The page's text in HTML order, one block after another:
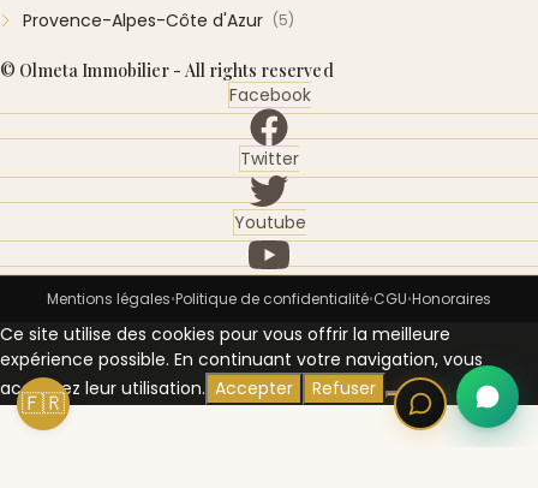
Provence-Alpes-Côte d'Azur (5)
© Olmeta Immobilier - All rights reserved
Facebook
Twitter
Youtube
🇫🇷
Mentions légales•Politique de confidentialité•CGU•Honoraires
Ce site utilise des cookies pour vous offrir la meilleure
expérience possible. En continuant votre navigation, vous
acceptez leur utilisation. Accepter Refuser